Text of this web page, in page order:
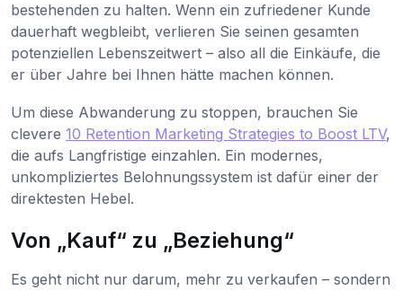
bestehenden zu halten. Wenn ein zufriedener Kunde
dauerhaft wegbleibt, verlieren Sie seinen gesamten
potenziellen Lebenszeitwert – also all die Einkäufe, die
er über Jahre bei Ihnen hätte machen können.
Um diese Abwanderung zu stoppen, brauchen Sie
clevere 10 Retention Marketing Strategies to Boost LTV,
die aufs Langfristige einzahlen. Ein modernes,
unkompliziertes Belohnungssystem ist dafür einer der
direktesten Hebel.
Von „Kauf“ zu „Beziehung“
Es geht nicht nur darum, mehr zu verkaufen – sondern